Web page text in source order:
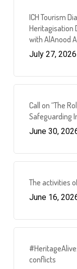
ICH Tourism
Heritagisation
with AlAnood
July 27, 2026
Call on “The
Safeguarding
June 30,
The activities
June 16,
conflicts